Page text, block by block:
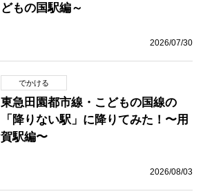
どもの国駅編～
2026/07/30
でかける
東急田園都市線・こどもの国線の
「降りない駅」に降りてみた！〜用
賀駅編〜
2026/08/03